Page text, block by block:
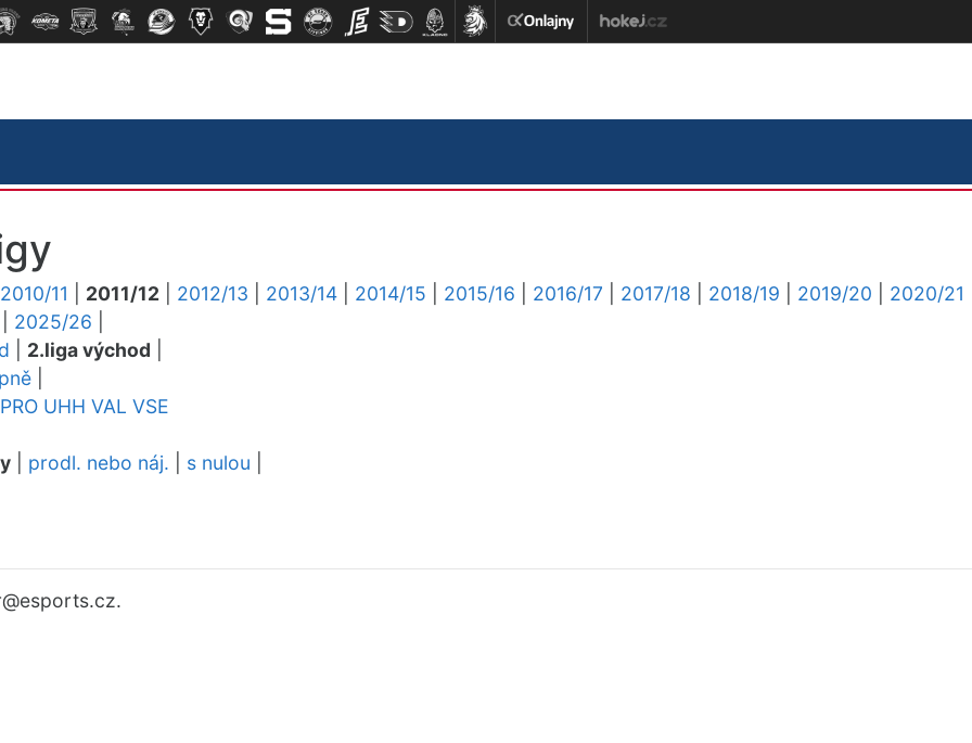
2010/11 2011/12 2012/13 2013/14 2014/15 2015/16 2016/17 2017/18 2018/19 2019/20
2020/21
2025/26
2.liga východ
PRO UHH VAL VSE
prodl. nebo náj. s nulou
@esports.cz.